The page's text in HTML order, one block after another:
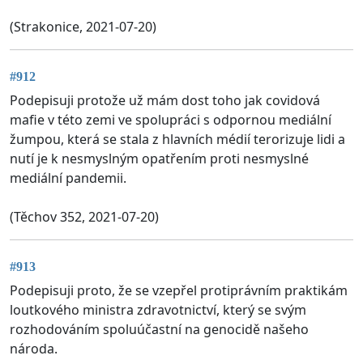
(Strakonice, 2021-07-20)
#912
Podepisuji protože už mám dost toho jak covidová
mafie v této zemi ve spolupráci s odpornou mediální
žumpou, která se stala z hlavních médií terorizuje lidi a
nutí je k nesmyslným opatřením proti nesmyslné
mediální pandemii.
(Těchov 352, 2021-07-20)
#913
Podepisuji proto, že se vzepřel protiprávním praktikám
loutkového ministra zdravotnictví, který se svým
rozhodováním spoluúčastní na genocidě našeho
národa.